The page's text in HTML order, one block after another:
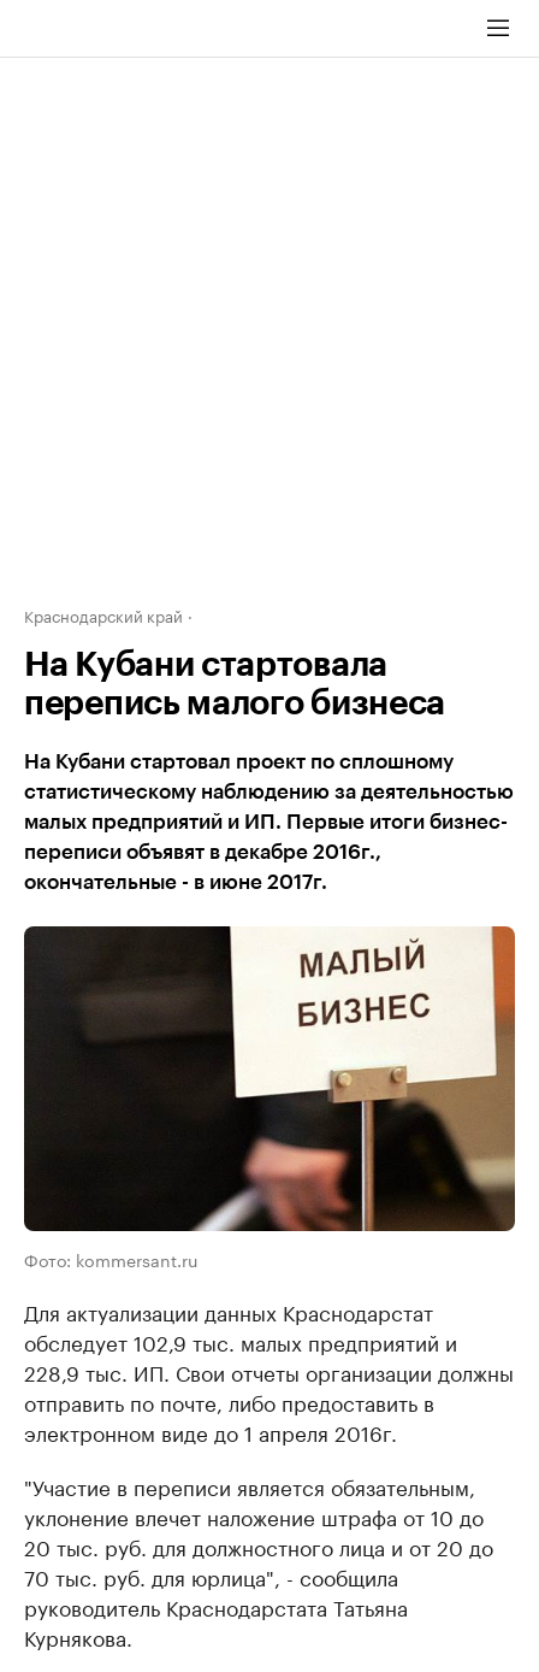
Краснодарский край
На Кубани стартовала
перепись малого бизнеса
На Кубани стартовал проект по сплошному
статистическому наблюдению за деятельностью
малых предприятий и ИП. Первые итоги бизнес-
переписи объявят в декабре 2016г.,
окончательные - в июне 2017г.
Фото: kommersant.ru
Для актуализации данных Краснодарстат
обследует 102,9 тыс. малых предприятий и
228,9 тыс. ИП. Свои отчеты организации должны
отправить по почте, либо предоставить в
электронном виде до 1 апреля 2016г.
"Участие в переписи является обязательным,
уклонение влечет наложение штрафа от 10 до
20 тыс. руб. для должностного лица и от 20 до
70 тыс. руб. для юрлица", - сообщила
руководитель Краснодарстата Татьяна
Курнякова.